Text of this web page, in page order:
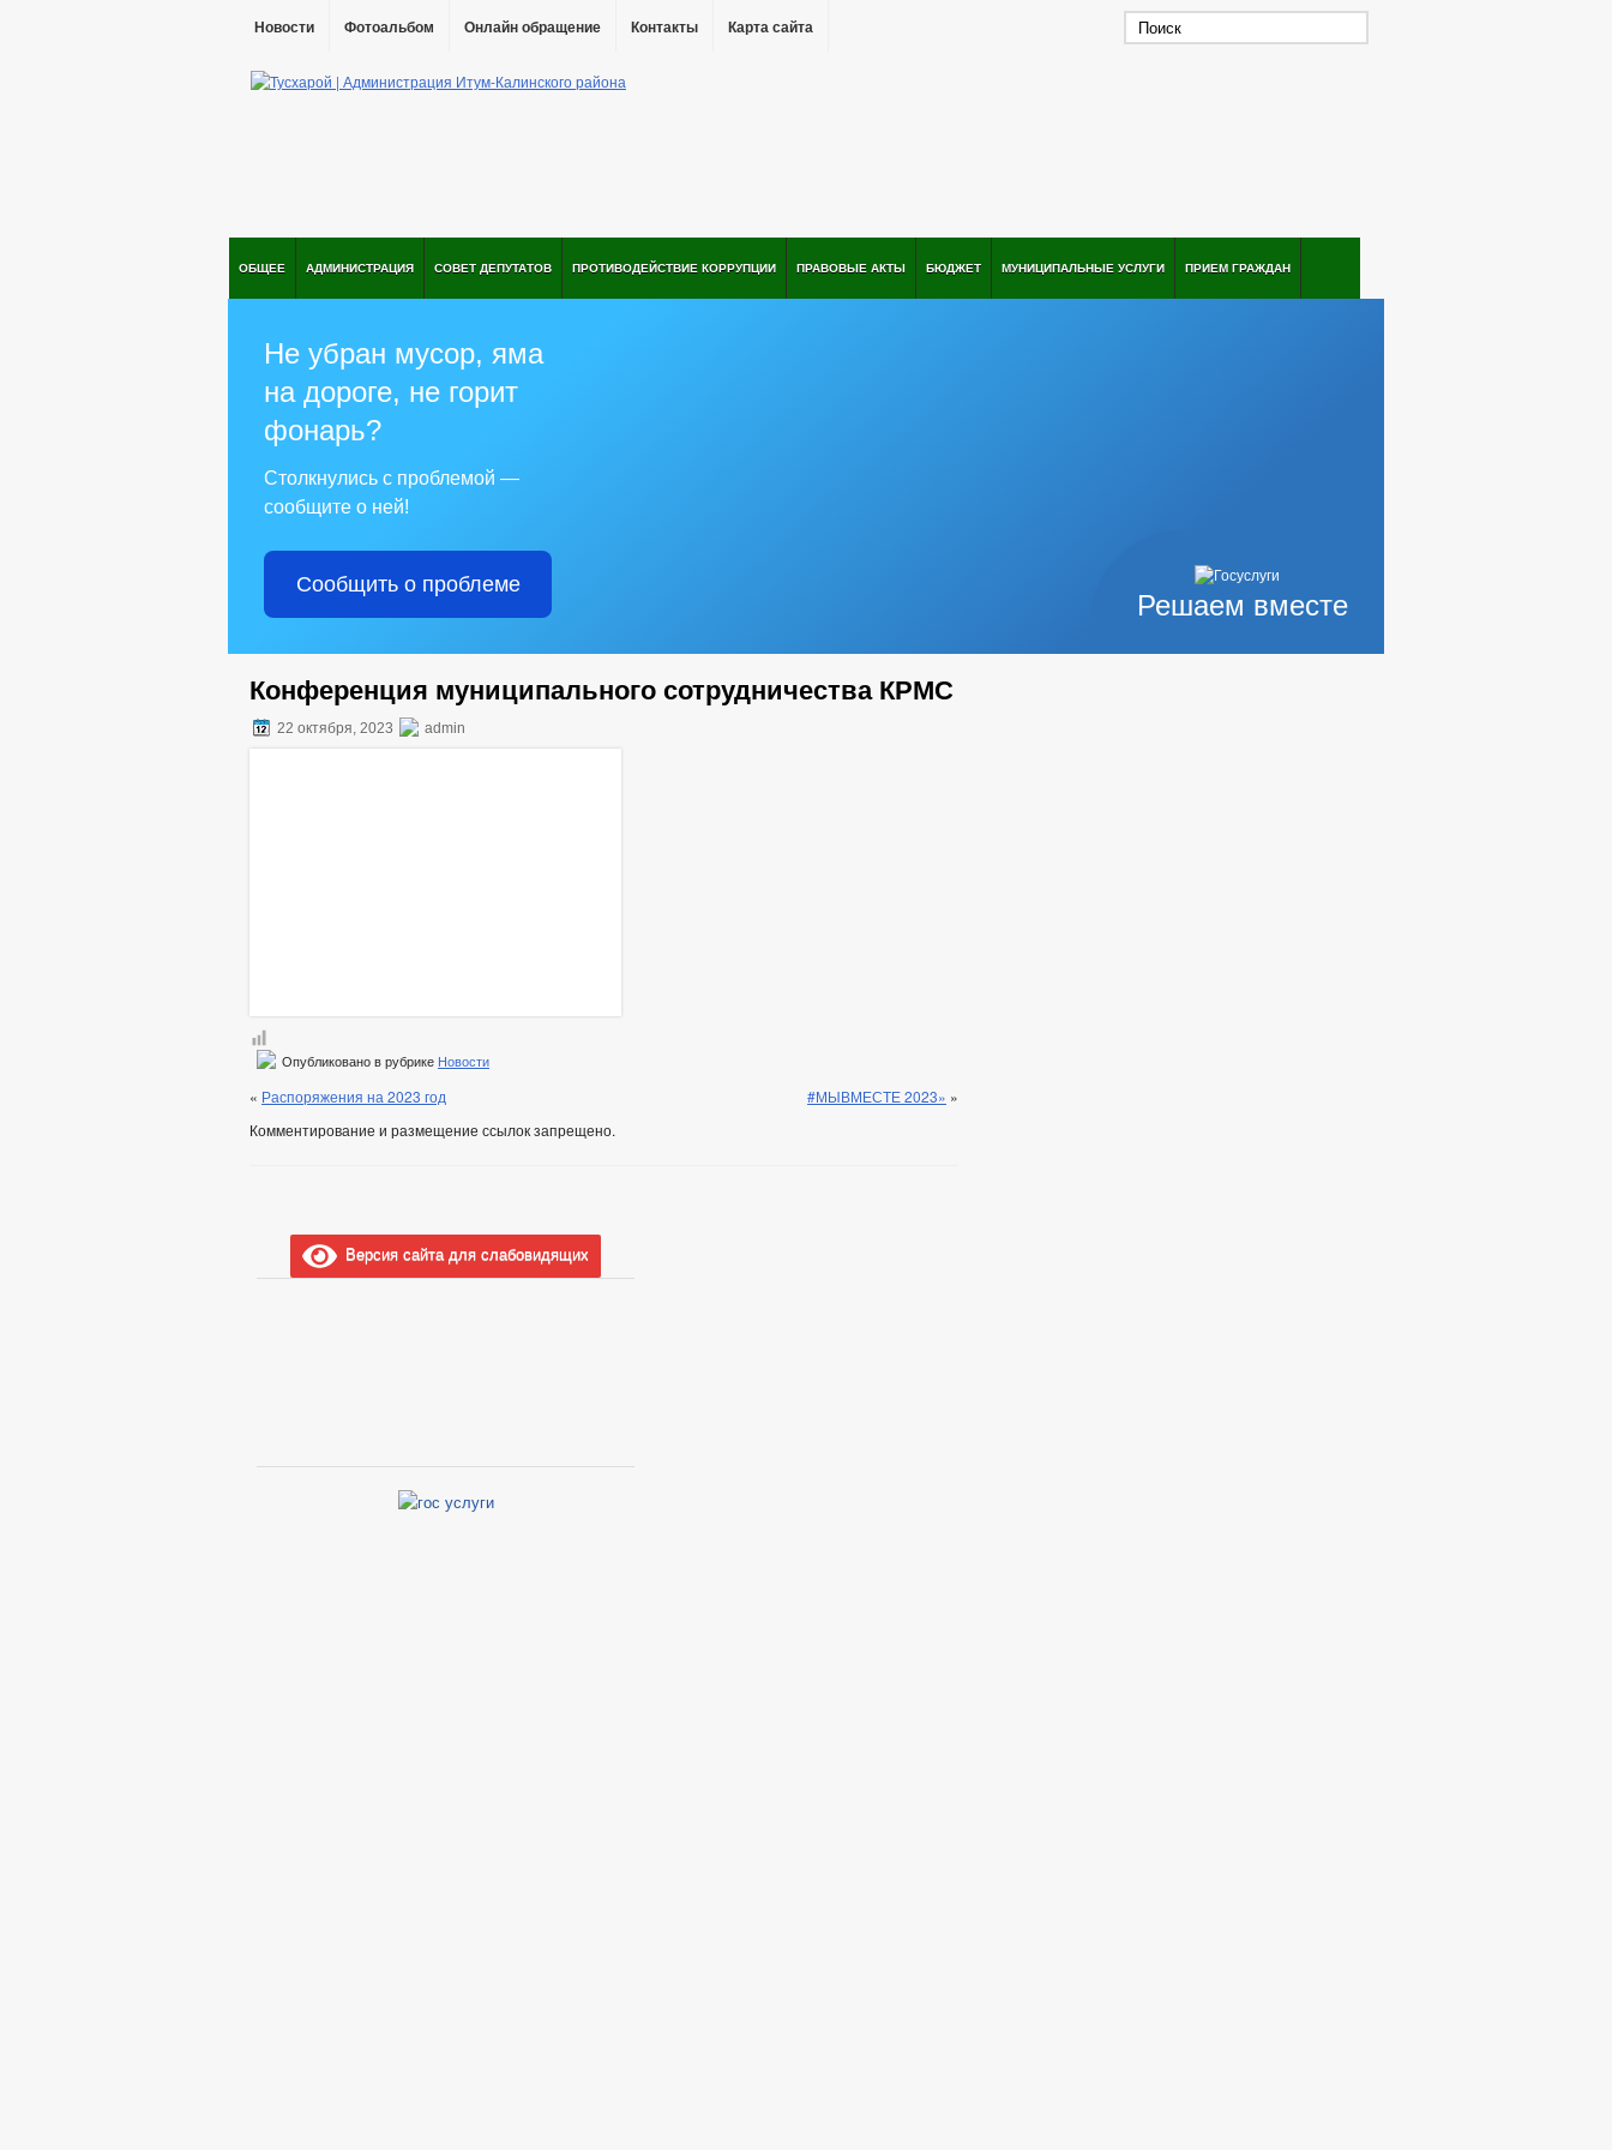
Новости Фотоальбом Онлайн обращение Контакты Карта сайта
ОБЩЕЕ АДМИНИСТРАЦИЯ СОВЕТ ДЕПУТАТОВ ПРОТИВОДЕЙСТВИЕ КОРРУПЦИИ ПРАВОВЫЕ АКТЫ БЮДЖЕТ МУНИЦИПАЛЬНЫЕ УСЛУГИ ПРИЕМ ГРАЖДАН
Решаем вместе
Не убран мусор, яма
на дороге, не горит
фонарь?
Столкнулись с проблемой —
сообщите о ней!
Сообщить о проблеме
Конференция муниципального сотрудничества КРМС
22 октября, 2023 admin
Опубликовано в рубрике Новости
« Распоряжения на 2023 год #МЫВМЕСТЕ 2023» »
Комментирование и размещение ссылок запрещено.
Версия сайта для слабовидящих